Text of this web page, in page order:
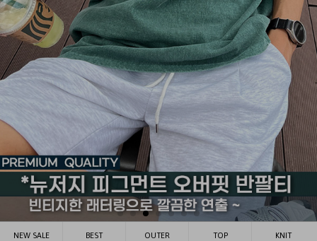
NEW SALE BEST OUTER TOP KNIT